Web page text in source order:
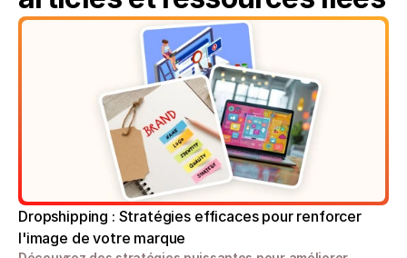
Dropshipping : Stratégies efficaces pour renforcer
l'image de votre marque